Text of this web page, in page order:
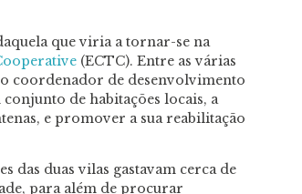
que viria a tornar-se na
(ECTC). Entre as várias
coordenador de desenvolvimento
de habitações locais, a
e promover a sua reabilitação
das duas vilas gastavam cerca de
para além de procurar